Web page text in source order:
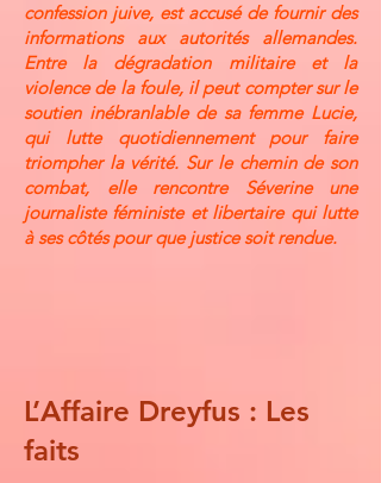
confession juive, est accusé de fournir des
informations aux autorités allemandes.
Entre la dégradation militaire et la
violence de la foule, il peut compter sur le
soutien inébranlable de sa femme Lucie,
qui lutte quotidiennement pour faire
triompher la vérité. Sur le chemin de son
combat, elle rencontre Séverine une
journaliste féministe et libertaire qui lutte
à ses côtés pour que justice soit rendue.
L’Affaire Dreyfus : Les
faits